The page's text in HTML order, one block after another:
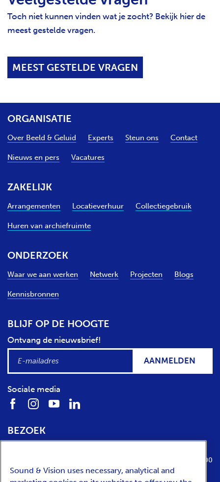
Toch niet kunnen vinden wat je zocht? Bekijk hier de
meest gestelde vragen.
MEEST GESTELDE VRAGEN
ORGANISATIE
Over Beeld & Geluid Experts Steun ons Contact
Nieuws en pers Vacatures
ZAKELIJK
Arrangementen Locatieverhuur Collectiegebruik
Huren van archiefruimte
ONDERZOEK
Waar we aan werken Netwerk Projecten Blogs
Kennisbronnen
BLIJF OP DE HOOGTE
Ontvang de nieuwsbrief!
AANMELDEN
Sociale media
BEZOEK
1217 WE Hilversum
dinsdag t/m zondag van 10:00 tot 17:00
Sound & Vision uses necessary, analytical and